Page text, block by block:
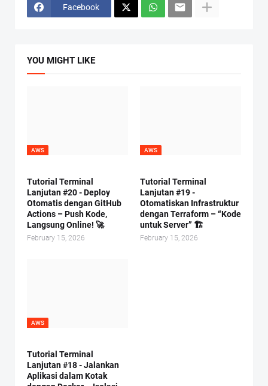
Facebook
YOU MIGHT LIKE
AWS
Tutorial Terminal
Lanjutan #20 - Deploy
Otomatis dengan GitHub
Actions – Push Kode,
Langsung Online! 🚀
February 15, 2026
AWS
Tutorial Terminal
Lanjutan #19 -
Otomatiskan Infrastruktur
dengan Terraform – “Kode
untuk Server” 🏗️
February 15, 2026
AWS
Tutorial Terminal
Lanjutan #18 - Jalankan
Aplikasi dalam Kotak